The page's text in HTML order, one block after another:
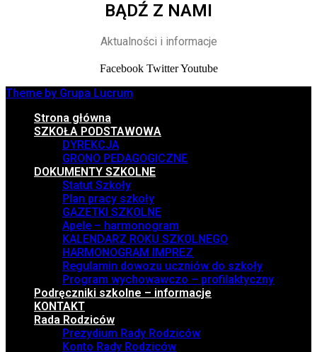
BĄDŹ Z NAMI
Aktualności i informacje
Facebook Twitter Youtube
Theme by Grupa Lucrum
Strona główna
SZKOŁA PODSTAWOWA
DYREKCJA
GRONO PEDAGOGICZNE
DOKUMENTY SZKOLNE
Statut Szkoły
Plan pracy szkoły
GAZETKI SZKOLNE
Apele – harmonogram
KALENDARZ ROKU SZKOLNEGO
HARMONOGRAM IMPREZ
Regulamin dowozu uczniów do szkoły
Program wychowawczo – profilaktyczny
Podręczniki szkolne – informacje
KONTAKT
Rada Rodziców
Prezydium Rady Rodziców
Konto Rady Rodziców